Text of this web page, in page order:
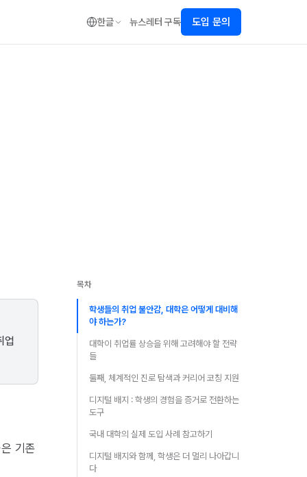
한글 뉴스레터 구독 도입 문의
업
기존
목차
학생들의 취업 불안감, 대학은 어떻게 대비해
야 하는가?
대학이 취업률 상승을 위해 고려해야 할 전략
들
둘째, 체계적인 진로 탐색과 커리어 코칭 지원
디지털 배지 : 학생의 경험을 증거로 전환하는
도구
국내 대학의 실제 도입 사례 참고하기
디지털 배지와 함께, 학생은 더 멀리 나아갑니
다